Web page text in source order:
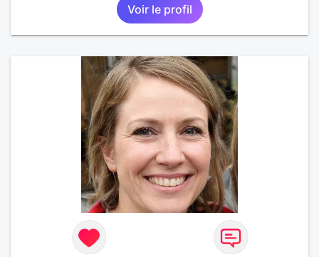
Voir le profil